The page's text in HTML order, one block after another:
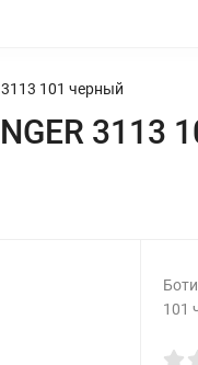
101 черный
3113
101